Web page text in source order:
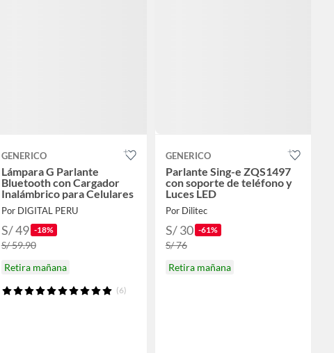
GENERICO
Lámpara G Parlante
Bluetooth con Cargador
Inalámbrico para Celulares
Por DIGITAL PERU
S/ 49 -18%
S/ 59.90
Retira mañana
(6)
GENERICO
Parlante Sing-e ZQS1497
con soporte de teléfono y
Luces LED
Por Dilitec
S/ 30 -61%
S/ 76
Retira mañana